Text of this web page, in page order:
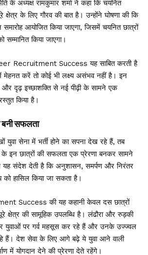
के अध्यक्ष रामकुमार शर्मा ने कहा कि चयनित
पूरे क्षेत्र के लिए गौरव की बात है। उन्होंने घोषणा की कि
आयोजित किया जाएगा, जिसमें चयनित छात्रों
किया जाएगा।
Recruitment Success यह साबित करती है
मेहनत करें तो कोई भी लक्ष्य असंभव नहीं है। इन
और दृढ़ इच्छाशक्ति से नई पीढ़ी के सामने एक
किया है।
बनी सफलता
सेना में भर्ती होने का सपना देख रहे हैं, तब
इन छात्रों की सफलता एक प्रेरणा बनकर सामने
संदेश देती है कि अनुशासन, समर्पण और निरंतर
को हासिल किया जा सकता है।
Success की यह कहानी केवल दस छात्रों
क्षेत्र की सामूहिक उपलब्धि है। लंढौरा और रुड़की
युवाओं पर गर्व महसूस कर रहे हैं और उनके उज्ज्वल
हैं। देश सेवा के लिए आगे बढ़े ये युवा आने वाली
में योगदान देने की प्रेरणा देते रहेंगे।